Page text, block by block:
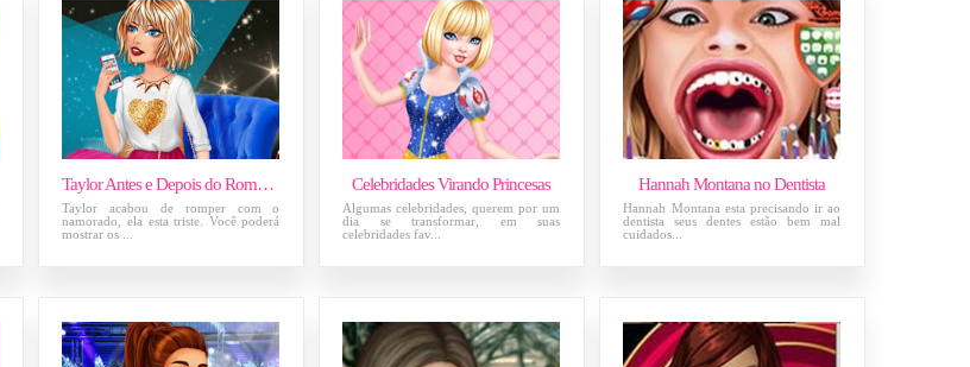
Taylor Antes e Depois do Rompimento
Taylor acabou de romper com o
namorado, ela esta triste. Você poderá
mostrar os ...
Celebridades Virando Princesas
Algumas celebridades, querem por um
dia se transformar, em suas
celebridades fav...
Hannah Montana no Dentista
Hannah Montana esta precisando ir ao
dentista seus dentes estão bem mal
cuidados...